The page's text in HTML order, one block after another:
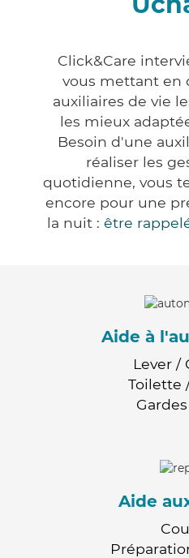
Click&Care
vous mettant en
auxiliaires de vie
les mieux
Besoin d'une
réaliser les
quotidienne, vous
encore pour une
la nuit : être
Aide à
Lever /
Toilette
Aide